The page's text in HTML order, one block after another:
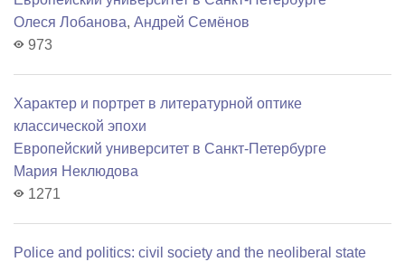
Олеся Лобанова, Андрей Семёнов
973
Характер и портрет в литературной оптике
классической эпохи
Европейский университет в Санкт-Петербурге
Мария Неклюдова
1271
Police and politics: civil society and the neoliberal state